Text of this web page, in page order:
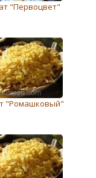
"Первоцвет"
"Ромашковый"